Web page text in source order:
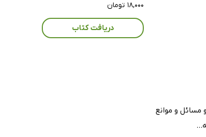
مسائل و موانع
۱۸,۰۰۰ تومان
دریافت کتاب